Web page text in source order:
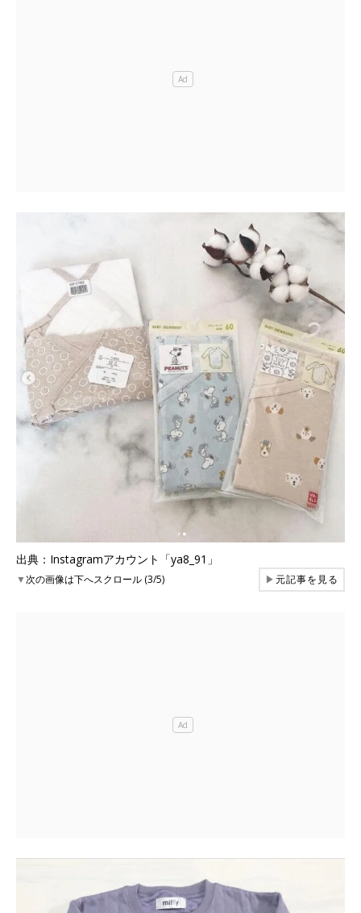
出典：Instagramアカウント「ya8_91」
▼次の画像は下へスクロール (3/5) ▶元記事を見る